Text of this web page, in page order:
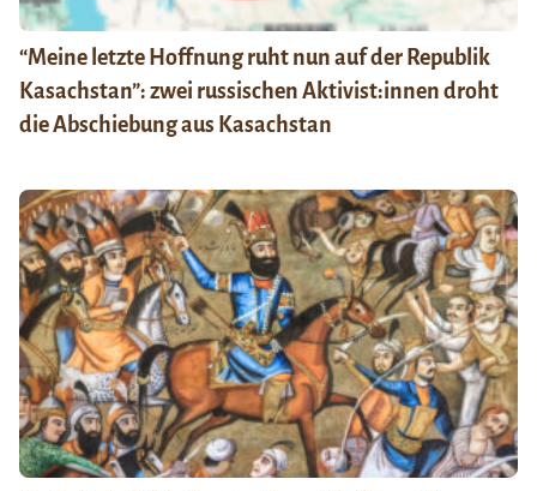
“Meine letzte Hoffnung ruht nun auf der Republik
Kasachstan”: zwei russischen Aktivist:innen droht
die Abschiebung aus Kasachstan